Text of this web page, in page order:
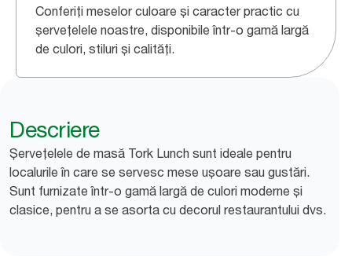
Conferiți meselor culoare și caracter practic cu
șervețelele noastre, disponibile într-o gamă largă
de culori, stiluri și calități.
Descriere
Șervețelele de masă Tork Lunch sunt ideale pentru
localurile în care se servesc mese ușoare sau gustări.
Sunt furnizate într-o gamă largă de culori moderne și
clasice, pentru a se asorta cu decorul restaurantului dvs.